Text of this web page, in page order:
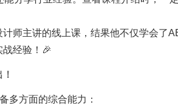
师主讲的线上课，结果他不仅学会了
经验！🎉
多方面的综合能力：